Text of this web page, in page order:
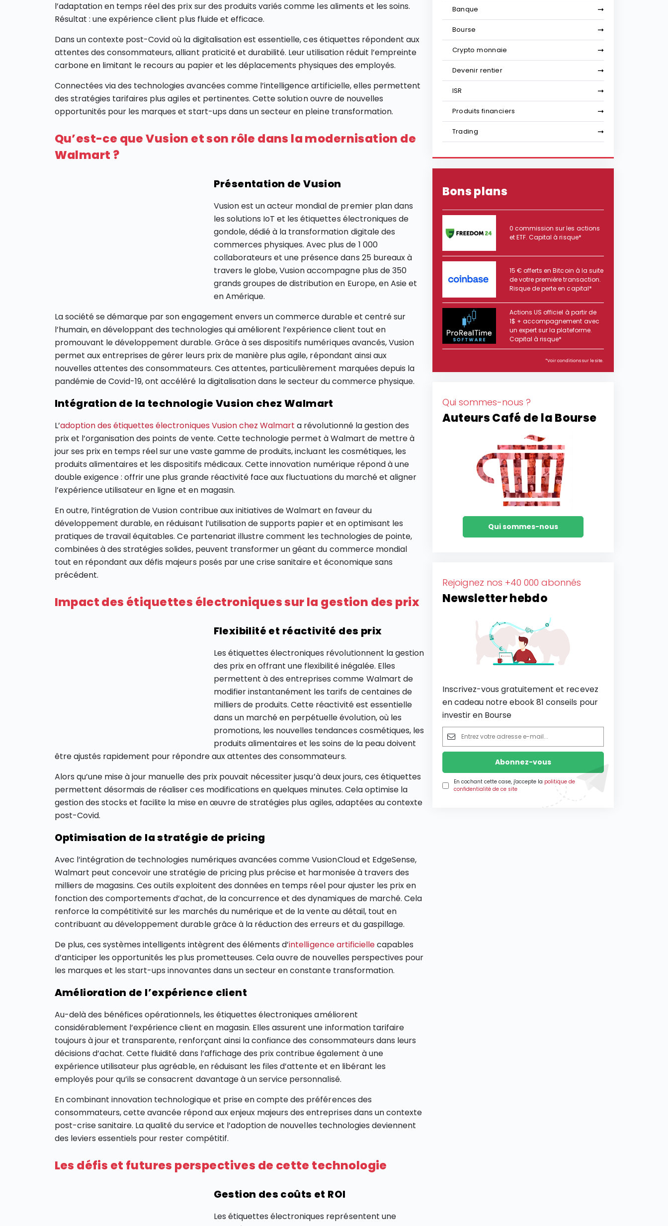
l’adaptation en temps réel des prix sur des produits variés comme les aliments et les soins.
Résultat : une expérience client plus fluide et efficace.
Dans un contexte post-Covid où la digitalisation est essentielle, ces étiquettes répondent aux
attentes des consommateurs, alliant praticité et durabilité. Leur utilisation réduit l’empreinte
carbone en limitant le recours au papier et les déplacements physiques des employés.
Connectées via des technologies avancées comme l’intelligence artificielle, elles permettent
des stratégies tarifaires plus agiles et pertinentes. Cette solution ouvre de nouvelles
opportunités pour les marques et start-ups dans un secteur en pleine transformation.
Qu’est-ce que Vusion et son rôle dans la modernisation de
Walmart ?
Présentation de Vusion
Vusion est un acteur mondial de premier plan dans
les solutions IoT et les étiquettes électroniques de
gondole, dédié à la transformation digitale des
commerces physiques. Avec plus de 1 000
collaborateurs et une présence dans 25 bureaux à
travers le globe, Vusion accompagne plus de 350
grands groupes de distribution en Europe, en Asie et
en Amérique.
La société se démarque par son engagement envers un commerce durable et centré sur
l’humain, en développant des technologies qui améliorent l’expérience client tout en
promouvant le développement durable. Grâce à ses dispositifs numériques avancés, Vusion
permet aux entreprises de gérer leurs prix de manière plus agile, répondant ainsi aux
nouvelles attentes des consommateurs. Ces attentes, particulièrement marquées depuis la
pandémie de Covid-19, ont accéléré la digitalisation dans le secteur du commerce physique.
Intégration de la technologie Vusion chez Walmart
L’adoption des étiquettes électroniques Vusion chez Walmart a révolutionné la gestion des
prix et l’organisation des points de vente. Cette technologie permet à Walmart de mettre à
jour ses prix en temps réel sur une vaste gamme de produits, incluant les cosmétiques, les
produits alimentaires et les dispositifs médicaux. Cette innovation numérique répond à une
double exigence : offrir une plus grande réactivité face aux fluctuations du marché et aligner
l’expérience utilisateur en ligne et en magasin.
En outre, l’intégration de Vusion contribue aux initiatives de Walmart en faveur du
développement durable, en réduisant l’utilisation de supports papier et en optimisant les
pratiques de travail équitables. Ce partenariat illustre comment les technologies de pointe,
combinées à des stratégies solides, peuvent transformer un géant du commerce mondial
tout en répondant aux défis majeurs posés par une crise sanitaire et économique sans
précédent.
Impact des étiquettes électroniques sur la gestion des prix
Flexibilité et réactivité des prix
Les étiquettes électroniques révolutionnent la gestion
des prix en offrant une flexibilité inégalée. Elles
permettent à des entreprises comme Walmart de
modifier instantanément les tarifs de centaines de
milliers de produits. Cette réactivité est essentielle
dans un marché en perpétuelle évolution, où les
promotions, les nouvelles tendances cosmétiques, les
produits alimentaires et les soins de la peau doivent
être ajustés rapidement pour répondre aux attentes des consommateurs.
Alors qu’une mise à jour manuelle des prix pouvait nécessiter jusqu’à deux jours, ces étiquettes
permettent désormais de réaliser ces modifications en quelques minutes. Cela optimise la
gestion des stocks et facilite la mise en œuvre de stratégies plus agiles, adaptées au contexte
post-Covid.
Optimisation de la stratégie de pricing
Avec l’intégration de technologies numériques avancées comme VusionCloud et EdgeSense,
Walmart peut concevoir une stratégie de pricing plus précise et harmonisée à travers des
milliers de magasins. Ces outils exploitent des données en temps réel pour ajuster les prix en
fonction des comportements d’achat, de la concurrence et des dynamiques de marché. Cela
renforce la compétitivité sur les marchés du numérique et de la vente au détail, tout en
contribuant au développement durable grâce à la réduction des erreurs et du gaspillage.
De plus, ces systèmes intelligents intègrent des éléments d’intelligence artificiellecapables
d’anticiper les opportunités les plus prometteuses. Cela ouvre de nouvelles perspectives pour
les marques et les start-ups innovantes dans un secteur en constante transformation.
Amélioration de l’expérience client
Au-delà des bénéfices opérationnels, les étiquettes électroniques améliorent
considérablement l’expérience client en magasin. Elles assurent une information tarifaire
toujours à jour et transparente, renforçant ainsi la confiance des consommateurs dans leurs
décisions d’achat. Cette fluidité dans l’affichage des prix contribue également à une
expérience utilisateur plus agréable, en réduisant les files d’attente et en libérant les
employés pour qu’ils se consacrent davantage à un service personnalisé.
En combinant innovation technologique et prise en compte des préférences des
consommateurs, cette avancée répond aux enjeux majeurs des entreprises dans un contexte
post-crise sanitaire. La qualité du service et l’adoption de nouvelles technologies deviennent
des leviers essentiels pour rester compétitif.
Les défis et futures perspectives de cette technologie
Gestion des coûts et ROI
Les étiquettes électroniques représentent une
Banque
Bourse
Crypto monnaie
Devenir rentier
ISR
Produits financiers
Trading
Bons plans
0 commission sur les actions
et ETF. Capital à risque*
15 € offerts en Bitcoin à la suite
de votre première transaction.
Risque de perte en capital*
Actions US officiel à partir de
1$ + accompagnement avec
un expert sur la plateforme.
Capital à risque*
*Voir conditions sur le site.
Qui sommes-nous ?
Auteurs Café de la Bourse
Qui sommes-nous
Rejoignez nos +40 000 abonnés
Newsletter hebdo
Inscrivez-vous gratuitement et recevez
en cadeau notre ebook 81 conseils pour
investir en Bourse
En cochant cette case, j'accepte la politique de
confidentialité de ce site